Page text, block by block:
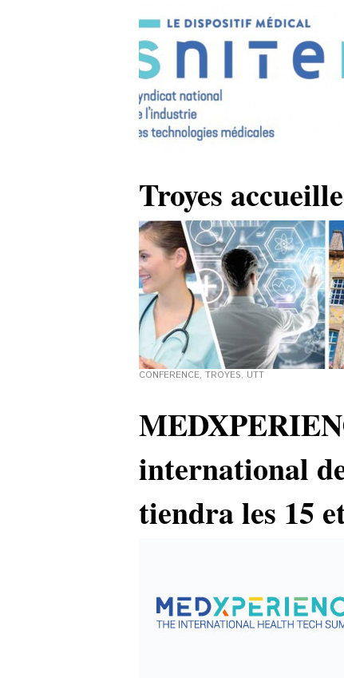
Troyes
CONFERENCE, TROYES, UTT
international
tiendra les 15